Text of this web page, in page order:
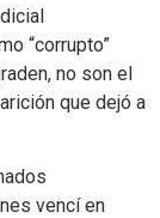
“corrupto”
no son el
que dejó a
vencí en